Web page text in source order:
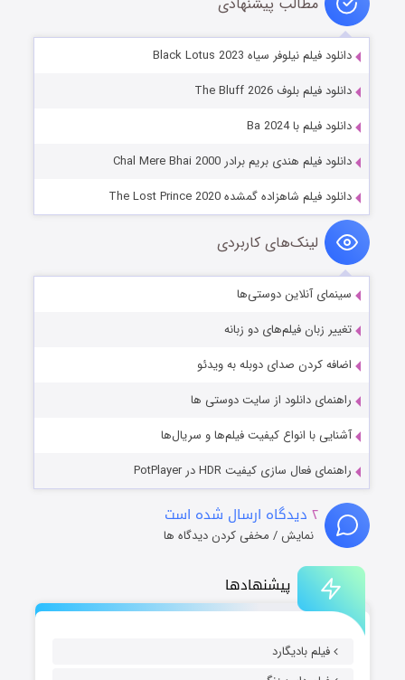
پیشنهادها
فیلم بادیگارد
دانلود فیلم نیلوفر سیاه Black Lotus 2023
دانلود فیلم بلوف The Bluff 2026
دانلود فیلم با Ba 2024
دانلود فیلم هندی بریم برادر Chal Mere Bhai 2000
دانلود فیلم شاهزاده گمشده The Lost Prince 2020
لینک‌های کاربردی
سینمای آنلاین دوستی‌ها
تغییر زبان فیلم‌های دو زبانه
اضافه کردن صدای دوبله به ویدئو
راهنمای دانلود از سایت دوستی ها
آشنایی با انواع کیفیت فیلم‌ها و سریال‌ها
راهنمای فعال سازی کیفیت HDR در PotPlayer
۲ دیدگاه ارسال شده است
نمایش / مخفی کردن دیدگاه ها